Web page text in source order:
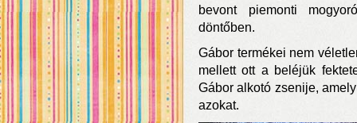
bevont piemonti
döntőben.
Gábor termékei nem
mellett ott a beléjük
Gábor alkotó zsenije,
azokat.